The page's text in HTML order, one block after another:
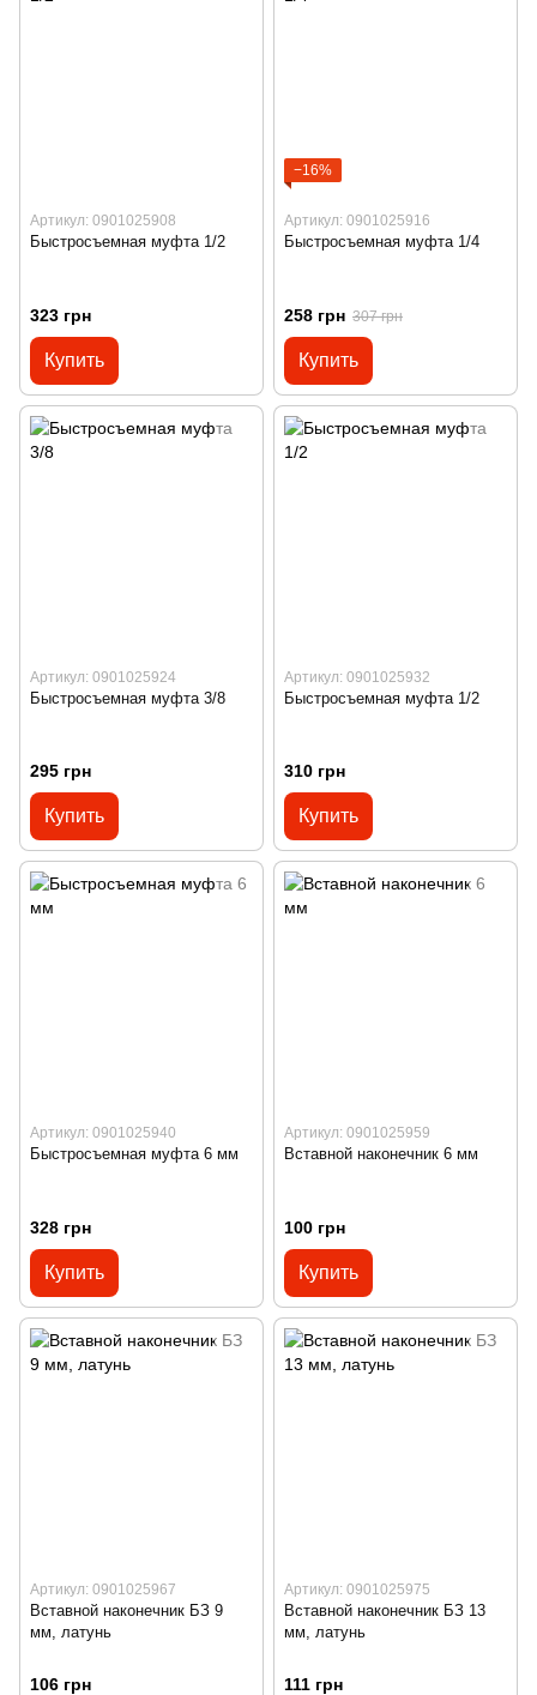
Артикул: 0901025908
Быстросъемная муфта 1/2
323 грн
Купить
−16%
Артикул: 0901025916
Быстросъемная муфта 1/4
258 грн 307 грн
Купить
Артикул: 0901025924
Быстросъемная муфта 3/8
295 грн
Купить
Артикул: 0901025932
Быстросъемная муфта 1/2
310 грн
Купить
Артикул: 0901025940
Быстросъемная муфта 6 мм
328 грн
Купить
Артикул: 0901025959
Вставной наконечник 6 мм
100 грн
Купить
Артикул: 0901025967
Вставной наконечник БЗ 9
мм, латунь
106 грн
Артикул: 0901025975
Вставной наконечник БЗ 13
мм, латунь
111 грн